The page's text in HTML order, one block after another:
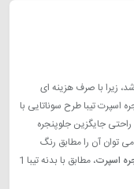
زیرا با صرف هزینه ای
اسپرت تیبا طرح سوناتایی با
جایگزین جلوپنجره
توان آن را مطابق رنگ
اسپرت
، مطابق با بدنه تیبا 1